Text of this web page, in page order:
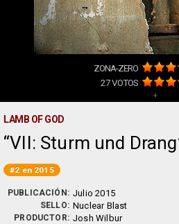
ZONA-ZERO
27VOTOS
+
LAMB OF GOD
VII: Sturm und Drang
#2 en 2015
PUBLICACIÓN: Julio 2015
SELLO: Nuclear Blast
PRODUCTOR: Josh Wilbur